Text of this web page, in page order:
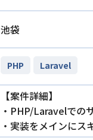
池袋
PHP Laravel
【案件詳細】
・PHP/Laravelでの
・実装をメインにス